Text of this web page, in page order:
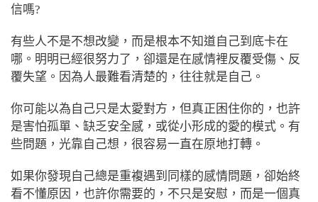
信嗎?
有些人不是不想改變，而是根本不知道自己到底卡在
哪。明明已經很努力了，卻還是在感情裡反覆受傷、反
覆失望。因為人最難看清楚的，往往就是自己。
你可能以為自己只是太愛對方，但真正困住你的，也許
是害怕孤單、缺乏安全感，或從小形成的愛的模式。有
些問題，光靠自己想，很容易一直在原地打轉。
如果你發現自己總是重複遇到同樣的感情問題，卻始終
看不懂原因，也許你需要的，不只是安慰，而是一個真